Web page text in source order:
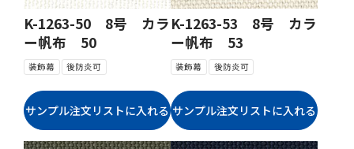
K-1263-50 8号 カラ
ー帆布 50
装飾幕 後防炎可
K-1263-53 8号 カラ
ー帆布 53
装飾幕 後防炎可